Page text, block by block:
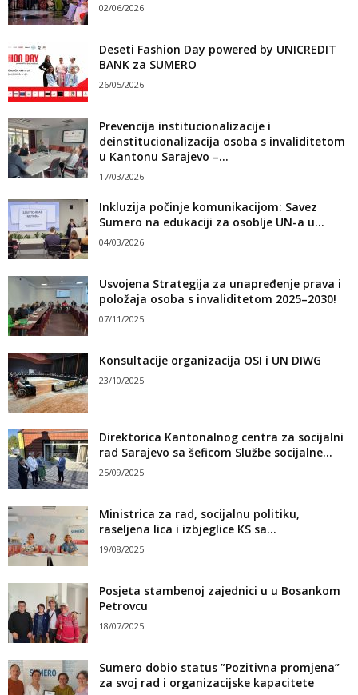
02/06/2026
Deseti Fashion Day powered by UNICREDIT
BANK za SUMERO
26/05/2026
Prevencija institucionalizacije i
deinstitucionalizacija osoba s invaliditetom
u Kantonu Sarajevo –...
17/03/2026
Inkluzija počinje komunikacijom: Savez
Sumero na edukaciji za osoblje UN-a u...
04/03/2026
Usvojena Strategija za unapređenje prava i
položaja osoba s invaliditetom 2025–2030!
07/11/2025
Konsultacije organizacija OSI i UN DIWG
23/10/2025
Direktorica Kantonalnog centra za socijalni
rad Sarajevo sa šeficom Službe socijalne...
25/09/2025
Ministrica za rad, socijalnu politiku,
raseljena lica i izbjeglice KS sa...
19/08/2025
Posjeta stambenoj zajednici u u Bosankom
Petrovcu
18/07/2025
Sumero dobio status ”Pozitivna promjena”
za svoj rad i organizacijske kapacitete